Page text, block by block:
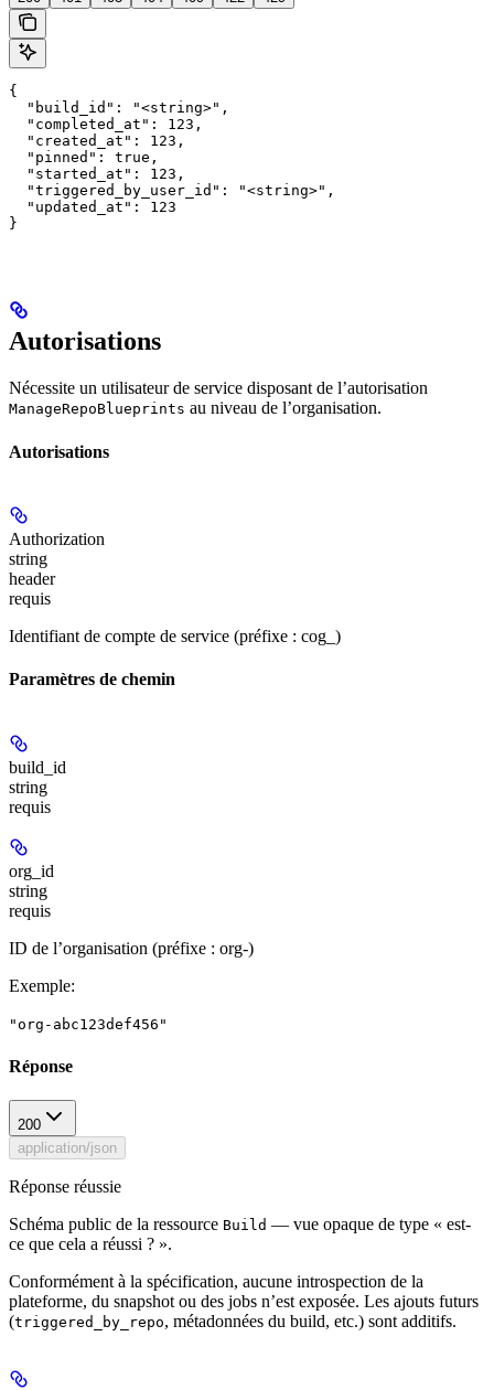
{
  "build_id": "<string>",
  "completed_at": 123,
  "created_at": 123,
  "pinned": true,
  "started_at": 123,
  "triggered_by_user_id": "<string>",
  "updated_at": 123
}
Autorisations
Nécessite un utilisateur de service disposant de l’autorisation
ManageRepoBlueprints au niveau de l’organisation.
Autorisations
Authorization
string
header
requis
Identifiant de compte de service (préfixe : cog_)
Paramètres de chemin
build_id
string
requis
org_id
string
requis
ID de l’organisation (préfixe : org-)
Exemple:
"org-abc123def456"
Réponse
200
application/json
Réponse réussie
Schéma public de la ressource Build — vue opaque de type « est-
ce que cela a réussi ? ».
Conformément à la spécification, aucune introspection de la
plateforme, du snapshot ou des jobs n’est exposée. Les ajouts futurs
(triggered_by_repo, métadonnées du build, etc.) sont additifs.